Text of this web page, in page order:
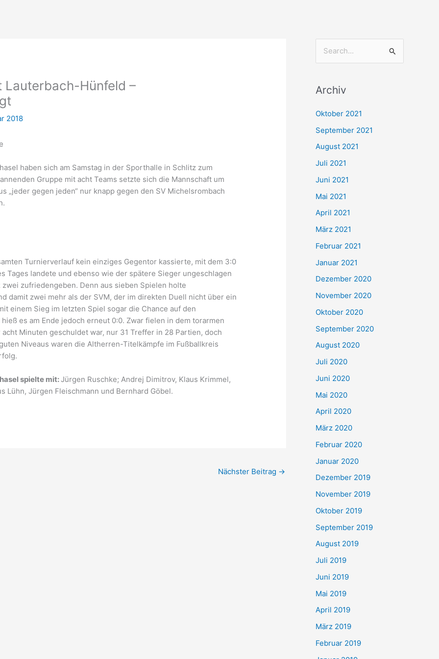
Hünfeld –
2018
haben sich am Samstag in der Sporthalle in Schlitz zum
Gruppe mit acht Teams setzte sich die Mannschaft um
„jeder gegen jeden“ nur knapp gegen den SV Michelsrombach
Turnierverlauf kein einziges Gegentor kassierte, mit dem 3:0
Tages landete und ebenso wie der spätere Sieger ungeschlagen
zufriedengeben. Denn aus sieben Spielen holte
damit zwei mehr als der SVM, der im direkten Duell nicht über ein
einem Sieg im letzten Spiel sogar die Chance auf den
es am Ende jedoch erneut 0:0. Zwar fielen in dem torarmen
Minuten geschuldet war, nur 31 Treffer in 28 Partien, doch
Niveaus waren die Altherren-Titelkämpfe im Fußballkreis
spielte mit: Jürgen Ruschke; Andrej Dimitrov, Klaus Krimmel,
Lühn, Jürgen Fleischmann und Bernhard Göbel.
Nächster Beitrag →
h
e
n
h
:
Archiv
Oktober 2021
September 2021
August 2021
Juli 2021
Juni 2021
Mai 2021
April 2021
März 2021
Februar 2021
Januar 2021
Dezember 2020
November 2020
Oktober 2020
September 2020
August 2020
Juli 2020
Juni 2020
Mai 2020
April 2020
März 2020
Februar 2020
Januar 2020
Dezember 2019
November 2019
Oktober 2019
September 2019
August 2019
Juli 2019
Juni 2019
Mai 2019
April 2019
März 2019
Februar 2019